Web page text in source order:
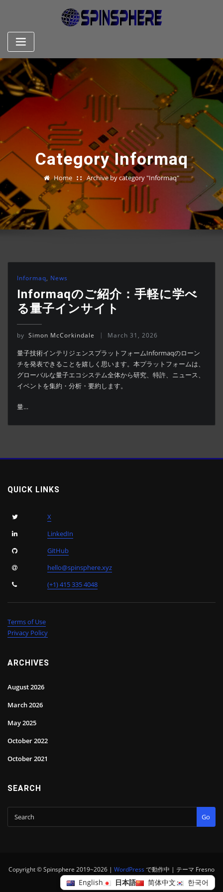
Category Informaq
Home Archive by category "Informaq"
Informaq, News
Informaqのご紹介：手軽に学べ
る量子インサイト
by Simon McCorkindale March 31, 2026
量子技術インテリジェンスプラットフォームInformaqのローン
チを発表できることを嬉しく思います。本プラットフォームは、
グローバルな量子エコシステム全体から研究、特許、ニュース、
イベントを集約・分析・要約します。
量…
QUICK LINKS
X
LinkedIn
GitHub
hello@spinsphere.xyz
(+1) 415 335 4048
Terms of Use
Privacy Policy
ARCHIVES
August 2026
March 2026
May 2025
October 2022
October 2021
SEARCH
Go
Copyright © Spinsphere 2019~2026 | WordPressで動作中 | テーマ Fresno
byThemeArile
English 日本語 简体中文 한국어